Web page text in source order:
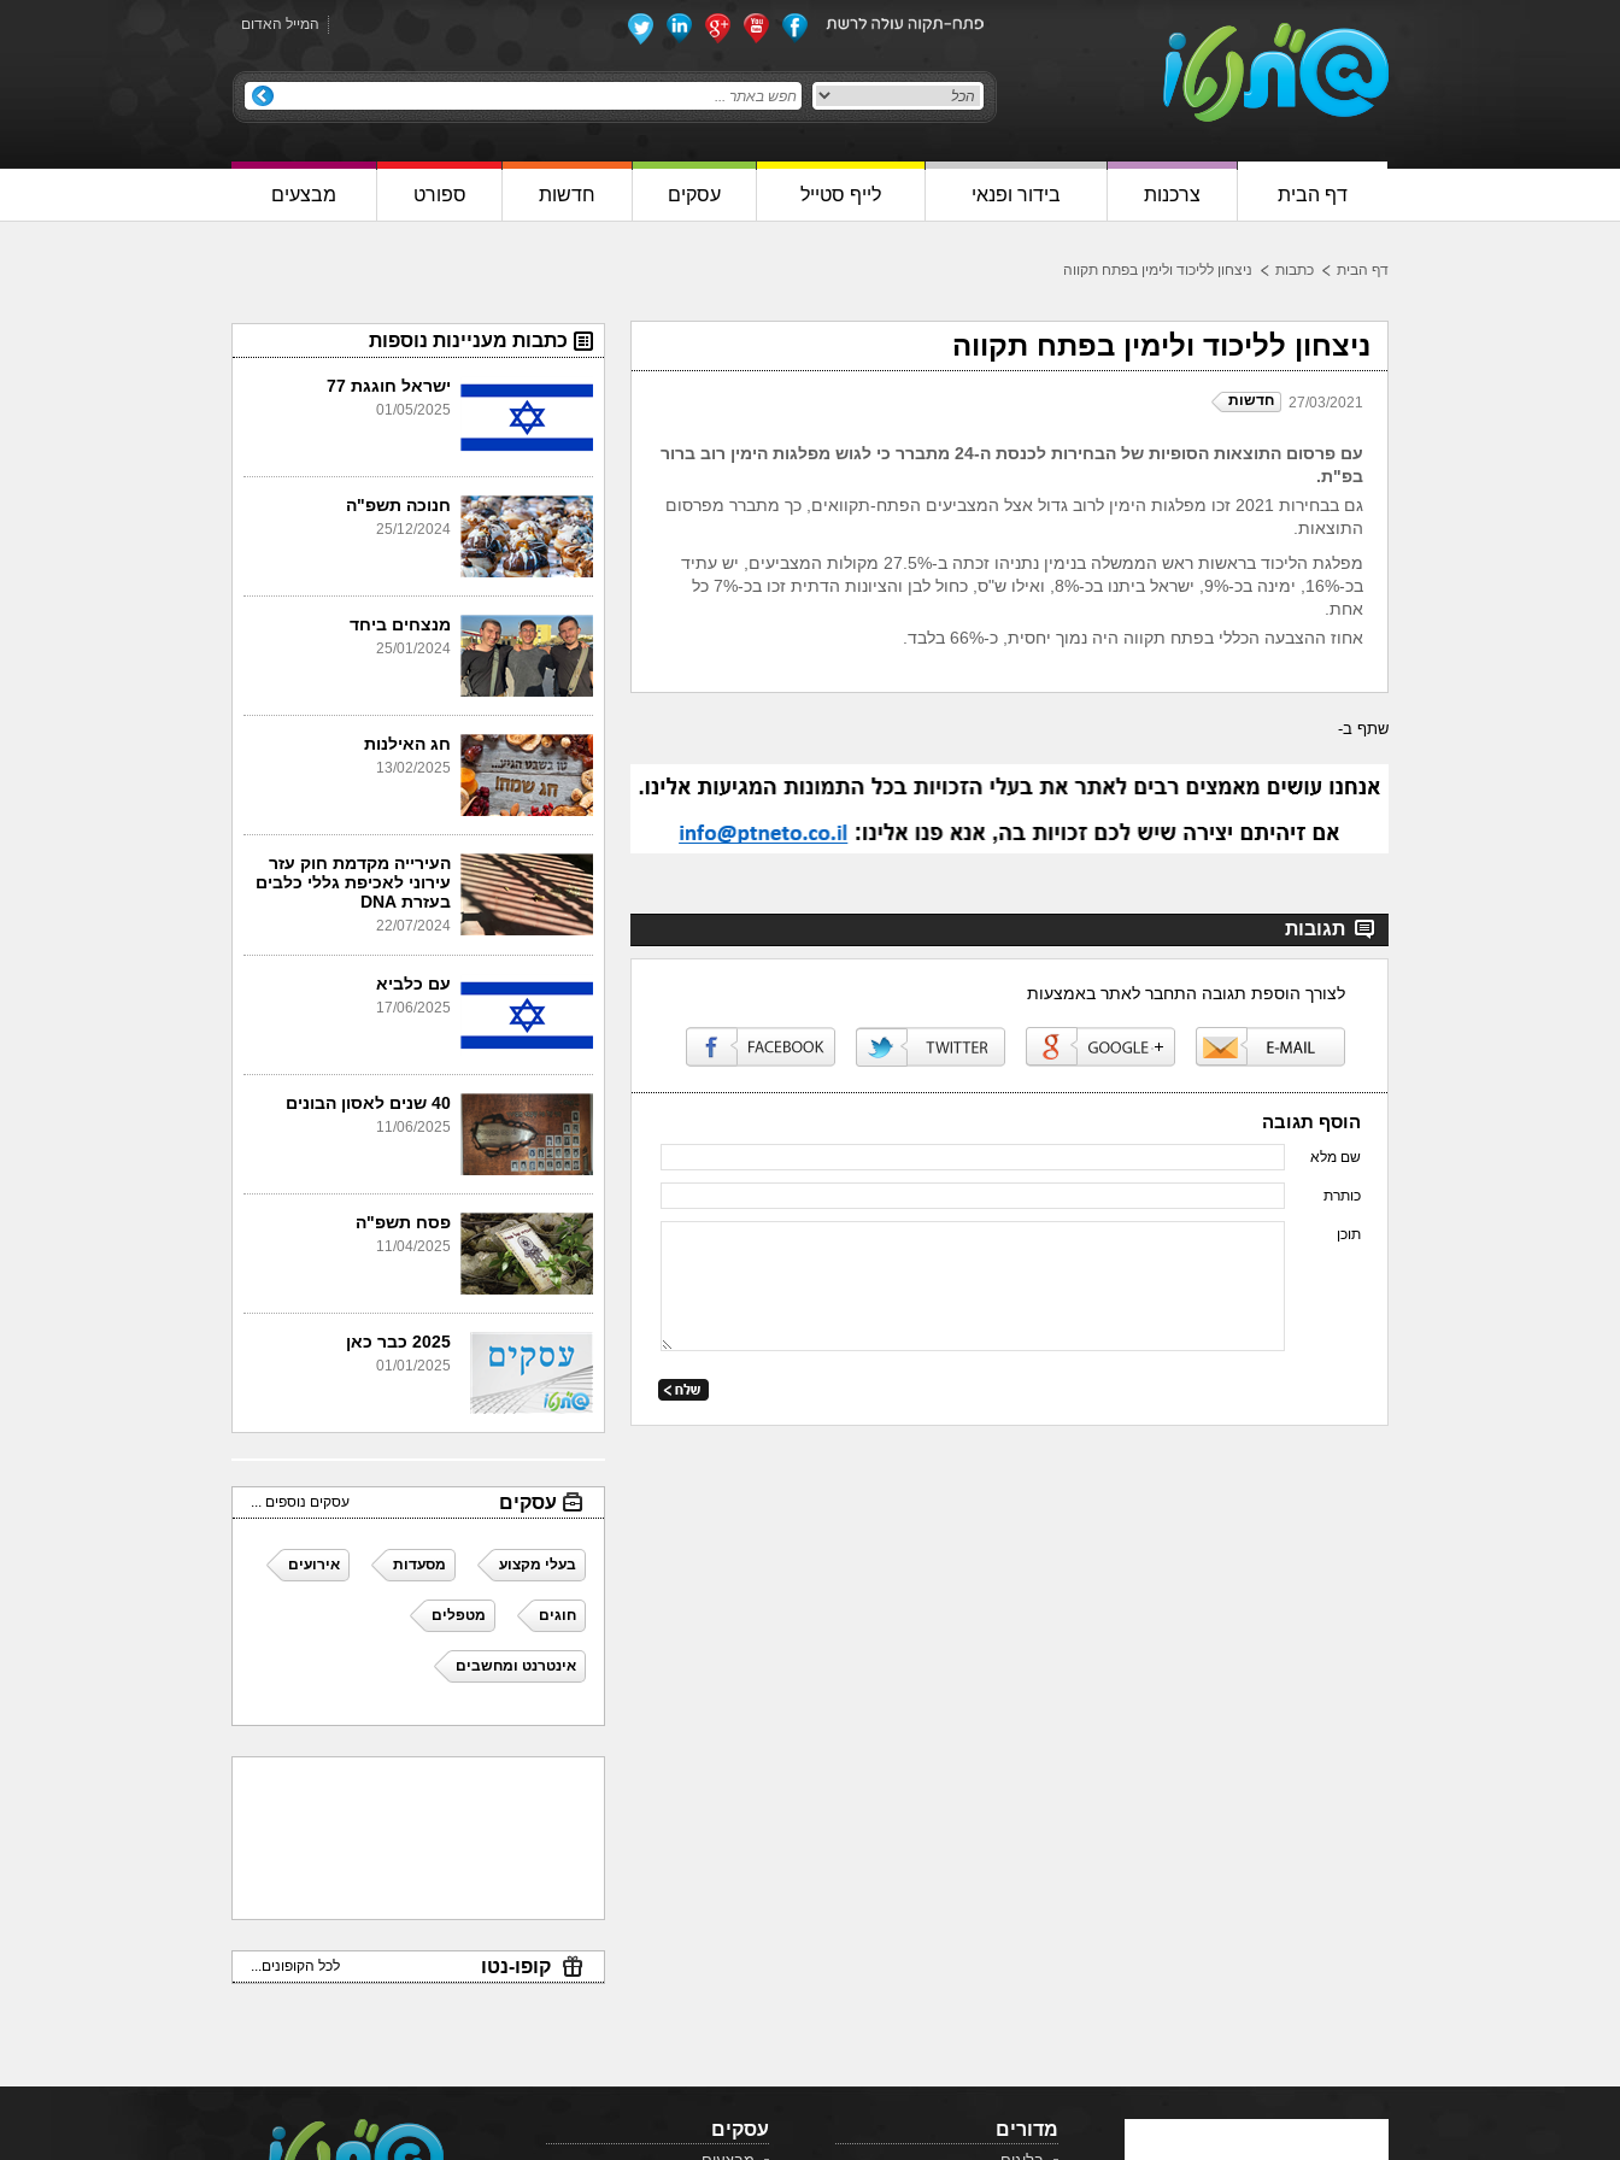
המייל האדום
דף הבית צרכנות בידור ופנאי לייף סטייל עסקים חדשות ספורט מבצעים
דף הבית כתבות ניצחון לליכוד ולימין בפתח תקווה
ניצחון לליכוד ולימין בפתח תקווה
27/03/2021 חדשות
עם פרסום התוצאות הסופיות של הבחירות לכנסת ה-24 מתברר כי לגוש מפלגות הימין רוב ברור
בפ"ת.
גם בבחירות 2021 זכו מפלגות הימין לרוב גדול אצל המצביעים הפתח-תקוואים, כך מתברר מפרסום
התוצאות.
מפלגת הליכוד בראשות ראש הממשלה בנימין נתניהו זכתה ב-27.5% מקולות המצביעים, יש עתיד
בכ-16%, ימינה בכ-9%, ישראל ביתנו בכ-8%, ואילו ש"ס, כחול לבן והציונות הדתית זכו בכ-7% כל
אחת.
אחוז ההצבעה הכללי בפתח תקווה היה נמוך יחסית, כ-66% בלבד.
שתף ב-
תגובות
לצורך הוספת תגובה התחבר לאתר באמצעות
הוסף תגובה
שם מלא
כותרת
תוכן
כתבות מעניינות נוספות
ישראל חוגגת 77
01/05/2025
חנוכה תשפ"ה
25/12/2024
מנצחים ביחד
25/01/2024
חג האילנות
13/02/2025
העירייה מקדמת חוק עזר
עירוני לאכיפת גללי כלבים
בעזרת DNA
22/07/2024
עם כלביא
17/06/2025
40 שנים לאסון הבונים
11/06/2025
פסח תשפ"ה
11/04/2025
2025 כבר כאן
01/01/2025
עסקים עסקים נוספים ...
בעלי מקצוע מסעדות אירועים
חוגים מטפלים
אינטרנט ומחשבים
קופו-נטו לכל הקופונים...
מדורים עסקים